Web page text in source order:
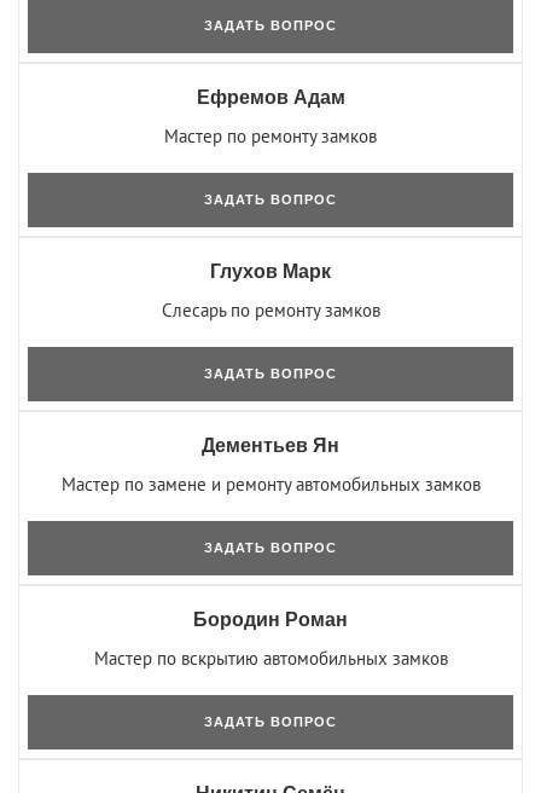
ЗАДАТЬ ВОПРОС
Ефремов Адам
Мастер по ремонту замков
ЗАДАТЬ ВОПРОС
Глухов Марк
Слесарь по ремонту замков
ЗАДАТЬ ВОПРОС
Дементьев Ян
Мастер по замене и ремонту автомобильных замков
ЗАДАТЬ ВОПРОС
Бородин Роман
Мастер по вскрытию автомобильных замков
ЗАДАТЬ ВОПРОС